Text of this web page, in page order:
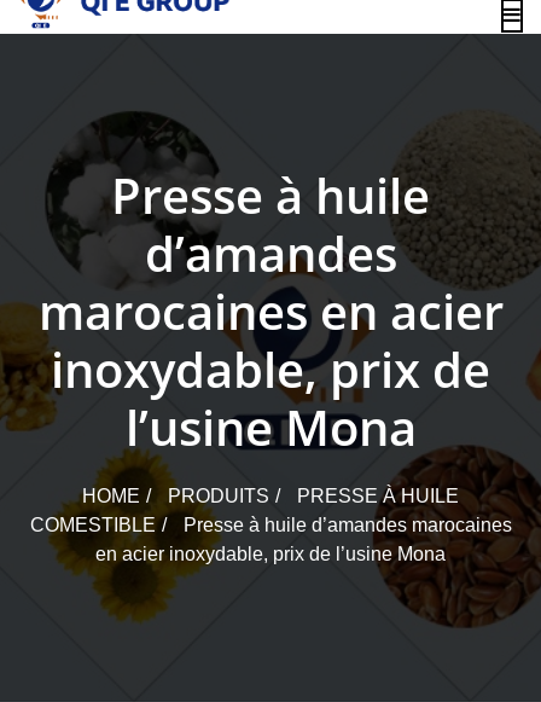
content
Presse à huile
d’amandes
marocaines en acier
inoxydable, prix de
l’usine Mona
HOME PRODUITS
PRESSE À HUILE
COMESTIBLE
Presse à huile d’amandes marocaines
en acier inoxydable, prix de l’usine Mona